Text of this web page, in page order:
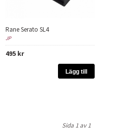
Rane Serato SL4
JP
495 kr
Lägg till
Sida 1 av 1